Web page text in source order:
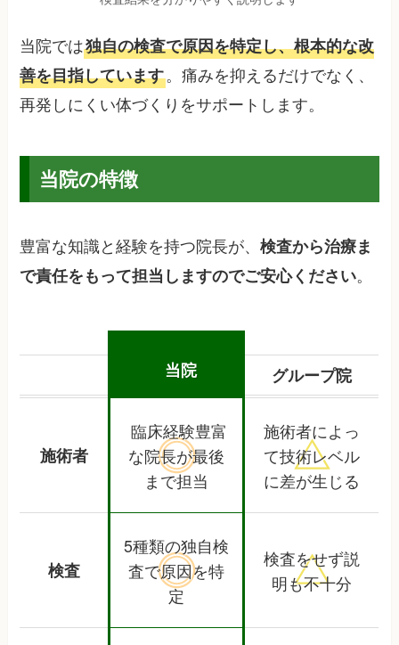
当院では独自の検査で原因を特定し、根本的な改
善を目指しています。痛みを抑えるだけでなく、
再発しにくい体づくりをサポートします。
当院の特徴
豊富な知識と経験を持つ院長が、検査から治療ま
で責任をもって担当しますのでご安心ください。
当院 グループ院
施術者
臨床経験豊富
な院長が最後
まで担当
施術者によっ
て技術レベル
に差が生じる
検査
5種類の独自検
査で原因を特
定
検査をせず説
明も不十分